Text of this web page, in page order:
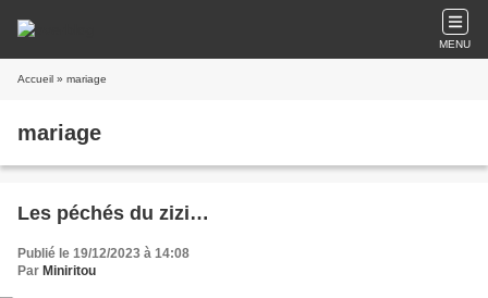
MENU
Accueil » mariage
mariage
Les péchés du zizi…
Publié le 19/12/2023 à 14:08
Par Miniritou